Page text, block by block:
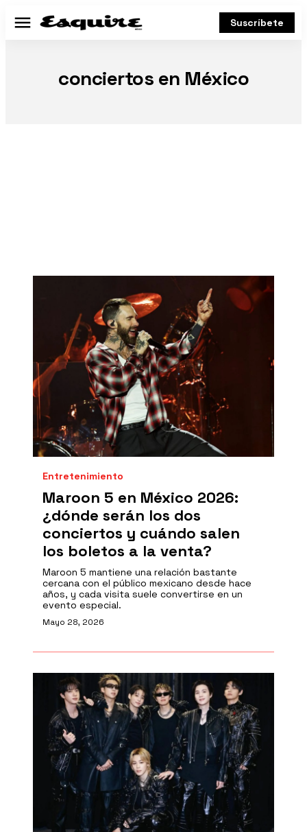
Menú Suscríbete
conciertos en México
Entretenimiento
Maroon 5 en México 2026:
¿dónde serán los dos
conciertos y cuándo salen
los boletos a la venta?
Maroon 5 mantiene una relación bastante
cercana con el público mexicano desde hace
años, y cada visita suele convertirse en un
evento especial.
Mayo 28, 2026